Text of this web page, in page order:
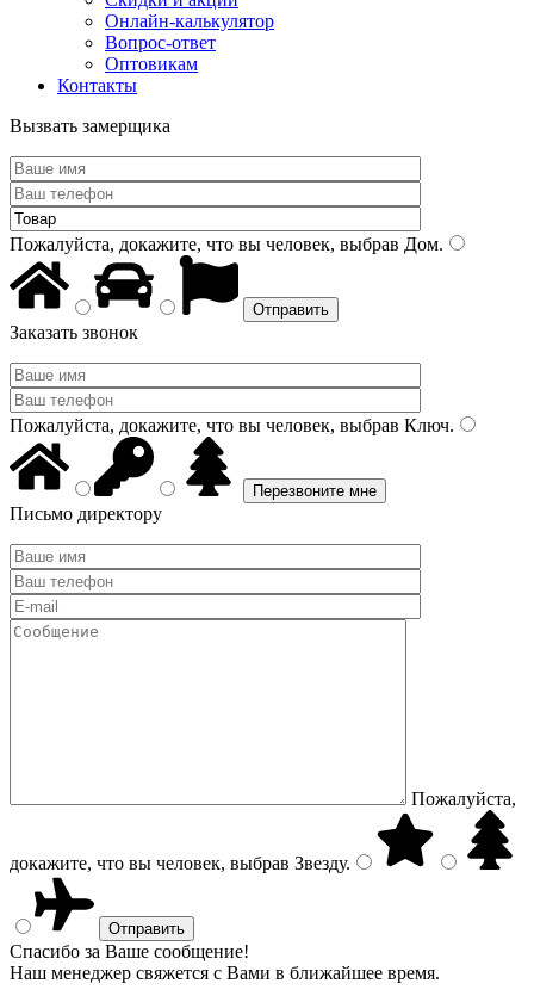
Онлайн-калькулятор
Вопрос-ответ
Оптовикам
Контакты
Вызвать замерщика
Пожалуйста, докажите, что вы человек, выбрав Дом.
Заказать звонок
Пожалуйста, докажите, что вы человек, выбрав Ключ.
Письмо директору
Пожалуйста,
докажите, что вы человек, выбрав Звезду.
Спасибо за Ваше сообщение!
Наш менеджер свяжется с Вами в ближайшее время.